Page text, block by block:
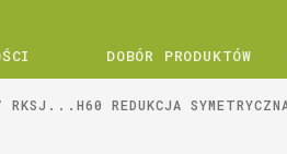
DOBÓR PRODUKTÓW
RKSJ...H60 REDUKCJA